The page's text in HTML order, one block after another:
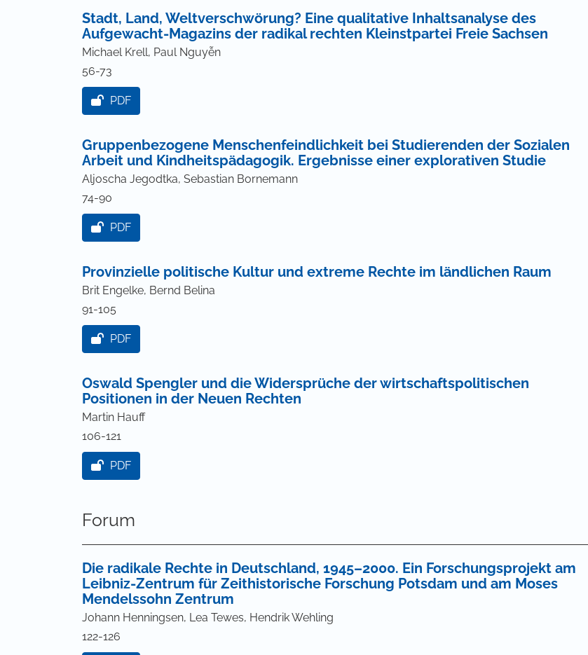
Stadt, Land, Weltverschwörung? Eine qualitative Inhaltsanalyse des
Aufgewacht-Magazins der radikal rechten Kleinstpartei Freie Sachsen
Michael Krell, Paul Nguyễn
56-73
PDF
Gruppenbezogene Menschenfeindlichkeit bei Studierenden der Sozialen
Arbeit und Kindheitspädagogik. Ergebnisse einer explorativen Studie
Aljoscha Jegodtka, Sebastian Bornemann
74-90
PDF
Provinzielle politische Kultur und extreme Rechte im ländlichen Raum
Brit Engelke, Bernd Belina
91-105
PDF
Oswald Spengler und die Widersprüche der wirtschaftspolitischen
Positionen in der Neuen Rechten
Martin Hauff
106-121
PDF
Forum
Die radikale Rechte in Deutschland, 1945–2000. Ein Forschungsprojekt am
Leibniz-Zentrum für Zeithistorische Forschung Potsdam und am Moses
Mendelssohn Zentrum
Johann Henningsen, Lea Tewes, Hendrik Wehling
122-126